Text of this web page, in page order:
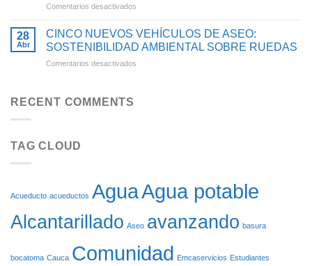
CAUCA
DE
ACUEDUCTO
ACUEDUCTO
DE
LA
Comentarios desactivados
DE
4.000
HABITANTES
DEL
ACUEDUCTO
CARGACHIQUILLO
28
Abr
CINCO NUEVOS VEHÍCULOS DE ASEO:
SOSTENIBILIDAD AMBIENTAL SOBRE RUEDAS
Comentarios desactivados
RECENT COMMENTS
TAG CLOUD
Acueducto acueductos AguaAgua potable
Alcantarillado Aseo avanzando basura
bocatoma Cauca Comunidad Emcaservicios Estudiantes